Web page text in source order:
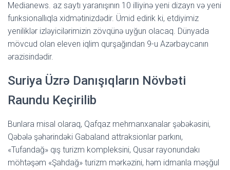
Medianews. az saytı yaranışının 10 illiyinə yeni dizayn və yeni
funksionallıqla xidmətinizdədir. Ümid edirik ki, etdiyimiz
yeniliklər izləyicilərimizin zövqünə uyğun olacaq. Dünyada
mövcud olan eleven iqlim qurşağından 9-u Azərbaycanın
ərazisindədir.
Suriya Üzrə Danışıqların Növbəti
Raundu Keçirilib
Bunlara misal olaraq, Qafqaz mehmanxanalar şəbəkəsini,
Qəbələ şəhərindəki Gabaland attraksionlar parkını,
«Tufandağ» qış turizm kompleksini, Qusar rayonundakı
möhtəşəm «Şahdağ» turizm mərkəzini, həm idmanla məşğul